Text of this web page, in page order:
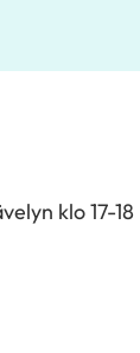
klo 17-18